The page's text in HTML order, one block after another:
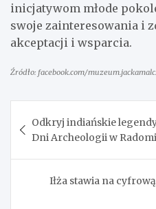
inicjatywom młode
swoje zainteresowania i
akceptacji i wsparcia.
Źródło: facebook.com/
wpisu
Odkryj indiańskie
Dni Archeologii w
Iłża stawia na